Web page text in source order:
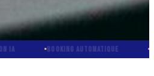
BOOKING AUTOMATIQUE CRM